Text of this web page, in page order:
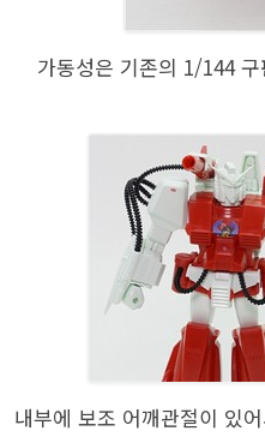
가동성은 기존의 1/144
내부에 보조 어깨관절이 있